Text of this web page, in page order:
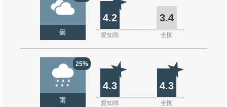
曇
4.2 3.4
愛知県 全国
25%
雨
4.3 4.3
愛知県 全国